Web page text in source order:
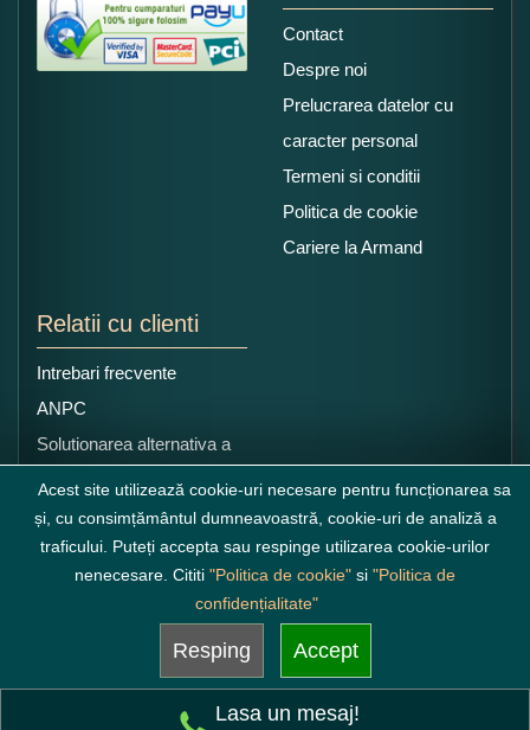
Contact
Despre noi
Prelucrarea datelor cu
caracter personal
Termeni si conditii
Politica de cookie
Cariere la Armand
Relatii cu clienti
Intrebari frecvente
ANPC
Solutionarea alternativa a
litigiilor
Acest site utilizează cookie-uri necesare pentru funcționarea sa
și, cu consimțământul dumneavoastră, cookie-uri de analiză a
traficului. Puteți accepta sau respinge utilizarea cookie-urilor
nenecesare. Cititi "Politica de cookie" si "Politica de
confidențialitate"
Resping Accept
Lasa un mesaj!